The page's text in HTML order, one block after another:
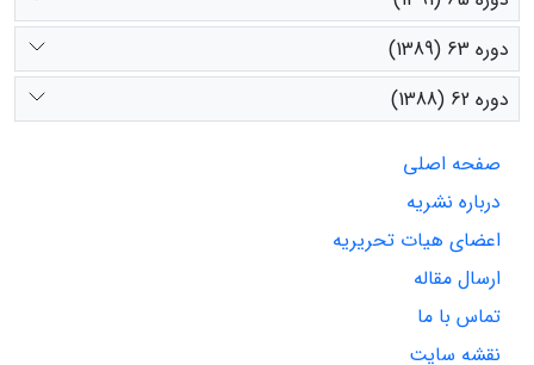
دوره 63 (1389)
دوره 62 (1388)
صفحه اصلی
درباره نشریه
اعضای هیات تحریریه
ارسال مقاله
تماس با ما
نقشه سایت